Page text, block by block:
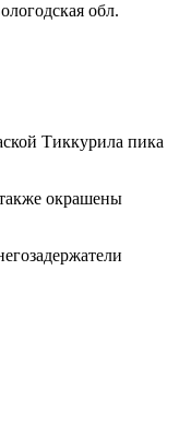
обл.
Тиккурила пика
окрашены